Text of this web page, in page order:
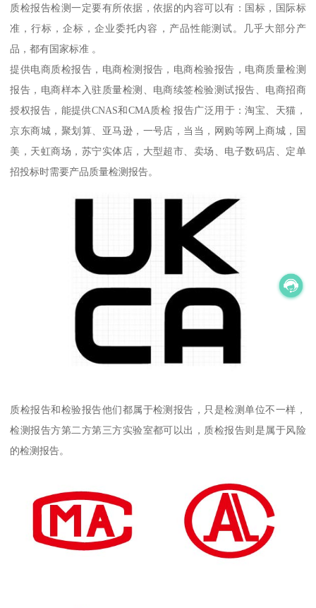
质检报告检测一定要有所依据，依据的内容可以有：国标，国际标
准，行标，企标，企业委托内容，产品性能测试。几乎大部分产
品，都有国家标准 。
提供电商质检报告，电商检测报告，电商检验报告，电商质量检测
报告，电商样本入驻质量检测、电商续签检验测试报告、电商招商
授权报告，能提供CNAS和CMA质检 报告广泛用于：淘宝、天猫，
京东商城，聚划算、亚马逊，一号店，当当，网购等网上商城，国
美，天虹商场，苏宁实体店，大型超市、卖场、电子数码店、定单
招投标时需要产品质量检测报告。
质检报告和检验报告他们都属于检测报告，只是检测单位不一样，
检测报告方第二方第三方实验室都可以出，质检报告则是属于风险
的检测报告。